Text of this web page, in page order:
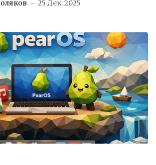
25 Дек. 2025